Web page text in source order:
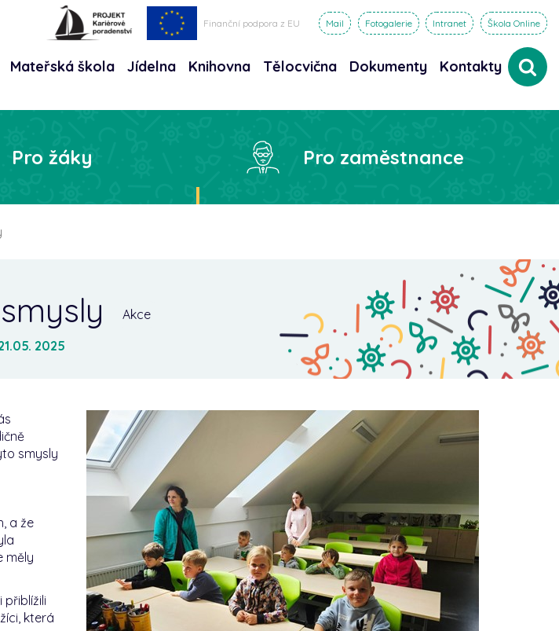
Finanční podpora z EU Mail Fotogalerie Intranet Škola Online
Mateřská škola Jídelna Knihovna Tělocvična Dokumenty Kontakty
Pro žáky Pro zaměstnance
Akce
2025
smysly
a že
měly
přiblížili
která